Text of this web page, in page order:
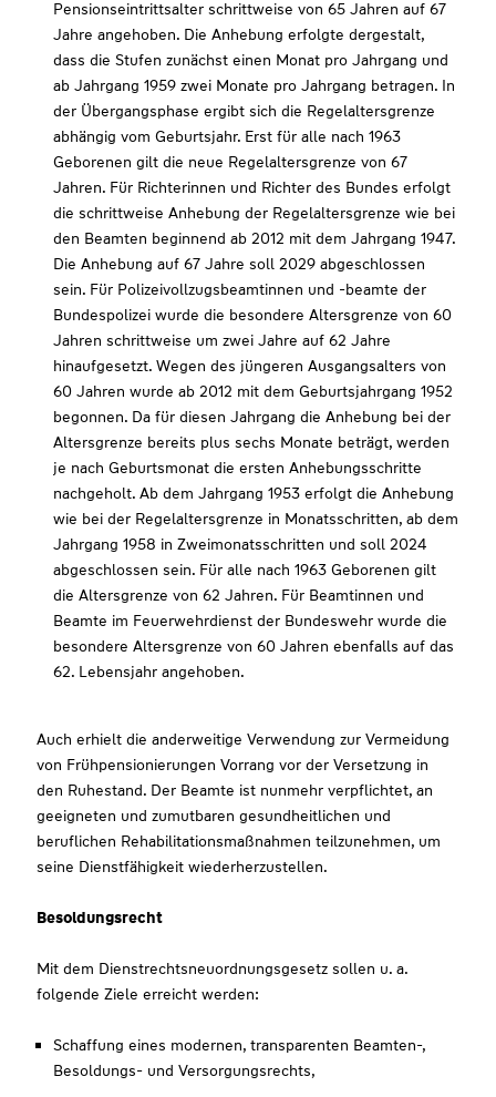
Pensionseintrittsalter schrittweise von 65 Jahren auf 67
Jahre angehoben. Die Anhebung erfolgte dergestalt,
dass die Stufen zunächst einen Monat pro Jahrgang und
ab Jahrgang 1959 zwei Monate pro Jahrgang betragen. In
der Übergangsphase ergibt sich die Regelaltersgrenze
abhängig vom Geburtsjahr. Erst für alle nach 1963
Geborenen gilt die neue Regelaltersgrenze von 67
Jahren. Für Richterinnen und Richter des Bundes erfolgt
die schrittweise Anhebung der Regelaltersgrenze wie bei
den Beamten beginnend ab 2012 mit dem Jahrgang 1947.
Die Anhebung auf 67 Jahre soll 2029 abgeschlossen
sein. Für Polizeivollzugsbeamtinnen und -beamte der
Bundespolizei wurde die besondere Altersgrenze von 60
Jahren schrittweise um zwei Jahre auf 62 Jahre
hinaufgesetzt. Wegen des jüngeren Ausgangsalters von
60 Jahren wurde ab 2012 mit dem Geburtsjahrgang 1952
begonnen. Da für diesen Jahrgang die Anhebung bei der
Altersgrenze bereits plus sechs Monate beträgt, werden
je nach Geburtsmonat die ersten Anhebungsschritte
nachgeholt. Ab dem Jahrgang 1953 erfolgt die Anhebung
wie bei der Regelaltersgrenze in Monatsschritten, ab dem
Jahrgang 1958 in Zweimonatsschritten und soll 2024
abgeschlossen sein. Für alle nach 1963 Geborenen gilt
die Altersgrenze von 62 Jahren. Für Beamtinnen und
Beamte im Feuerwehrdienst der Bundeswehr wurde die
besondere Altersgrenze von 60 Jahren ebenfalls auf das
62. Lebensjahr angehoben.
Auch erhielt die anderweitige Verwendung zur Vermeidung
von Frühpensionierungen Vorrang vor der Versetzung in
den Ruhestand. Der Beamte ist nunmehr verpflichtet, an
geeigneten und zumutbaren gesundheitlichen und
beruflichen Rehabilitationsmaßnahmen teilzunehmen, um
seine Dienstfähigkeit wiederherzustellen.
Besoldungsrecht
Mit dem Dienstrechtsneuordnungsgesetz sollen u. a.
folgende Ziele erreicht werden:
Schaffung eines modernen, transparenten Beamten-,
Besoldungs- und Versorgungsrechts,